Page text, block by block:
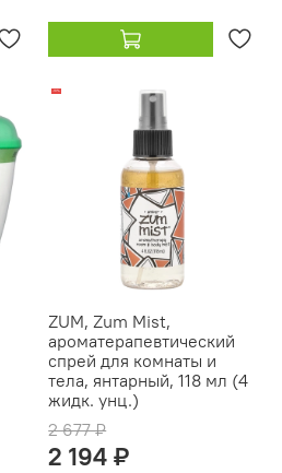
-18%
ZUM, Zum Mist,
ароматерапевтический
спрей для комнаты и
тела, янтарный, 118 мл (4
жидк. унц.)
2 677 ₽
2 194 ₽